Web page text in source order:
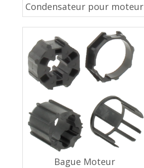
Condensateur pour moteur
Bague Moteur